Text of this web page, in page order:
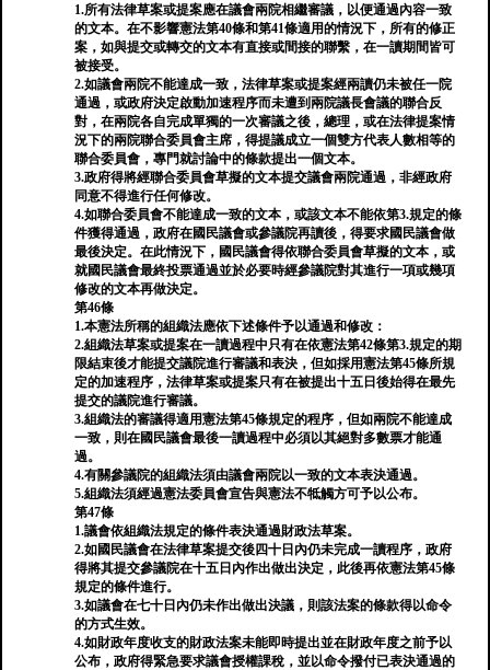
1.所有法律草案或提案應在議會兩院相繼審議，以便通過內容一致
的文本。在不影響憲法第40條和第41條適用的情況下，所有的修正
案，如與提交或轉交的文本有直接或間接的聯繫，在一讀期間皆可
被接受。
2.如議會兩院不能達成一致，法律草案或提案經兩讀仍未被任一院
通過，或政府決定啟動加速程序而未遭到兩院議長會議的聯合反
對，在兩院各自完成單獨的一次審議之後，總理，或在法律提案情
況下的兩院聯合委員會主席，得提議成立一個雙方代表人數相等的
聯合委員會，專門就討論中的條款提出一個文本。
3.政府得將經聯合委員會草擬的文本提交議會兩院通過，非經政府
同意不得進行任何修改。
4.如聯合委員會不能達成一致的文本，或該文本不能依第3.規定的條
件獲得通過，政府在國民議會或參議院再讀後，得要求國民議會做
最後決定。在此情況下，國民議會得依聯合委員會草擬的文本，或
就國民議會最終投票通過並於必要時經參議院對其進行一項或幾項
修改的文本再做決定。
第46條
1.本憲法所稱的組織法應依下述條件予以通過和修改：
2.組織法草案或提案在一讀過程中只有在依憲法第42條第3.規定的期
限結束後才能提交議院進行審議和表決，但如採用憲法第45條所規
定的加速程序，法律草案或提案只有在被提出十五日後始得在最先
提交的議院進行審議。
3.組織法的審議得適用憲法第45條規定的程序，但如兩院不能達成
一致，則在國民議會最後一讀過程中必須以其絕對多數票才能通
過。
4.有關參議院的組織法須由議會兩院以一致的文本表決通過。
5.組織法須經過憲法委員會宣告與憲法不牴觸方可予以公布。
第47條
1.議會依組織法規定的條件表決通過財政法草案。
2.如國民議會在法律草案提交後四十日內仍未完成一讀程序，政府
得將其提交參議院在十五日內作出做出決定，此後再依憲法第45條
規定的條件進行。
3.如議會在七十日內仍未作出做出決議，則該法案的條款得以命令
的方式生效。
4.如財政年度收支的財政法案未能即時提出並在財政年度之前予以
公布，政府得緊急要求議會授權課稅，並以命令撥付已表決通過的